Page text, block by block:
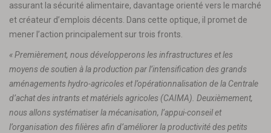
assurant la sécurité alimentaire, davantage orienté vers le marché
et créateur d’emplois décents. Dans cette optique, il promet de
mener l’action principalement sur trois fronts.
« Premièrement, nous développerons les infrastructures et les
moyens de soutien à la production par l’intensification des grands
aménagements hydro-agricoles et l’opérationnalisation de la Centrale
d’achat des intrants et matériels agricoles (CAIMA). Deuxièmement,
nous allons systématiser la mécanisation, l’appui-conseil et
l’organisation des filières afin d’améliorer la productivité des petits